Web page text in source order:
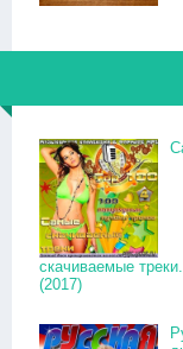
скачиваемые
(2017)